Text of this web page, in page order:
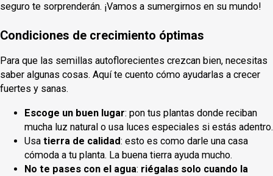
seguro te sorprenderán. ¡Vamos a sumergirnos en su mundo!
Condiciones de crecimiento óptimas
Para que las semillas autoflorecientes crezcan bien, necesitas
saber algunas cosas. Aquí te cuento cómo ayudarlas a crecer
fuertes y sanas.
Escoge un buen lugar: pon tus plantas donde reciban
mucha luz natural o usa luces especiales si estás adentro.
Usa tierra de calidad: esto es como darle una casa
cómoda a tu planta. La buena tierra ayuda mucho.
No te pases con el agua: riégalas solo cuando la